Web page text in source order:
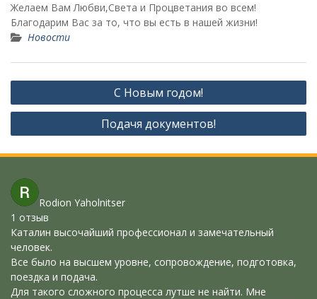
Желаем Вам Любви,Света и Процветания во всем!
Благодарим Вас за то, что вы есть в нашей жизни!
Новости
Навигация
по
С Новым годом!
Подачя документов!
Rodion Yaholnitser
1 отзыв
Каталин высочайший профессионал и замечательный
человек.
Все было на высшем уровне, сопровождение, подготовка,
поездка и подача.
Для такого сложного процесса лутше не найти. Мне